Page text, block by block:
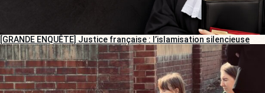
[GRANDE ENQUÊTE] Justice française : l’islamisation silencieuse